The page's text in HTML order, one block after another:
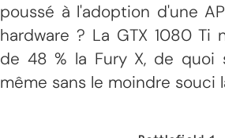
poussé à l'adoption d'une
hardware ? La GTX 1080 Ti
de 48 % la Fury X, de quoi
même sans le moindre souci